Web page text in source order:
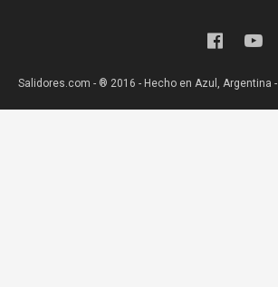
Salidores.com - ® 2016 - Hecho en Azul, Argentina -